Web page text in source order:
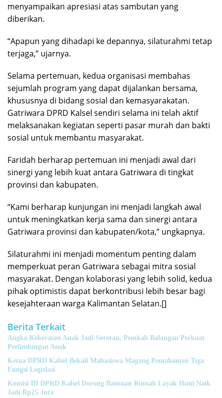
menyampaikan apresiasi atas sambutan yang
diberikan.
“Apapun yang dihadapi ke depannya, silaturahmi tetap
terjaga,” ujarnya.
Selama pertemuan, kedua organisasi membahas
sejumlah program yang dapat dijalankan bersama,
khususnya di bidang sosial dan kemasyarakatan.
Gatriwara DPRD Kalsel sendiri selama ini telah aktif
melaksanakan kegiatan seperti pasar murah dan bakti
sosial untuk membantu masyarakat.
Faridah berharap pertemuan ini menjadi awal dari
sinergi yang lebih kuat antara Gatriwara di tingkat
provinsi dan kabupaten.
“Kami berharap kunjungan ini menjadi langkah awal
untuk meningkatkan kerja sama dan sinergi antara
Gatriwara provinsi dan kabupaten/kota,” ungkapnya.
Silaturahmi ini menjadi momentum penting dalam
memperkuat peran Gatriwara sebagai mitra sosial
masyarakat. Dengan kolaborasi yang lebih solid, kedua
pihak optimistis dapat berkontribusi lebih besar bagi
kesejahteraan warga Kalimantan Selatan.[]
Berita Terkait
Angka Kekerasan Anak Jadi Sorotan, Pemkab Balangan Perkuat
Perlindungan Anak
Ketua DPRD Kalsel Bekali Mahasiswa Magang Pemahaman Tiga
Fungsi Legislasi
Komisi III DPRD Kalsel Dorong Bantuan Rumah Layak Huni Naik
Jadi Rp25 Juta